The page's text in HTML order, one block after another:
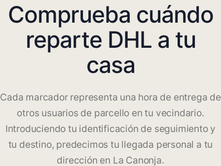
Comprueba cuándo
reparte DHL a tu
casa
Cada marcador representa una hora de entrega de
otros usuarios de parcello en tu vecindario.
Introduciendo tu identificación de seguimiento y
tu destino, predecimos tu llegada personal a tu
dirección en La Canonja.